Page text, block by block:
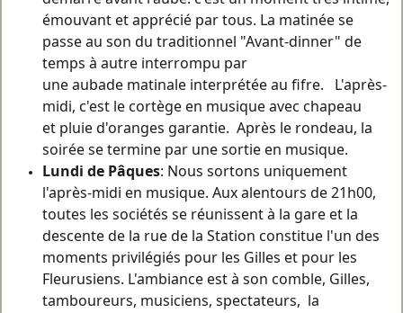
émouvant et apprécié par tous. La matinée se
passe au son du traditionnel "Avant-dinner" de
temps à autre interrompu par
une aubade matinale interprétée au fifre. L'après-
midi, c'est le cortège en musique avec chapeau
et pluie d'oranges garantie. Après le rondeau, la
soirée se termine par une sortie en musique.
Lundi de Pâques: Nous sortons uniquement
l'après-midi en musique. Aux alentours de 21h00,
toutes les sociétés se réunissent à la gare et la
descente de la rue de la Station constitue l'un des
moments privilégiés pour les Gilles et pour les
Fleurusiens. L'ambiance est à son comble, Gilles,
tamboureurs, musiciens, spectateurs, la